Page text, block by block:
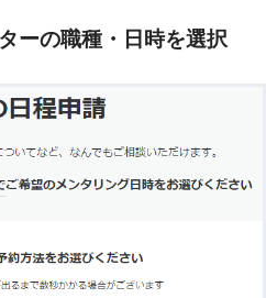
ーの職種・日時を選択